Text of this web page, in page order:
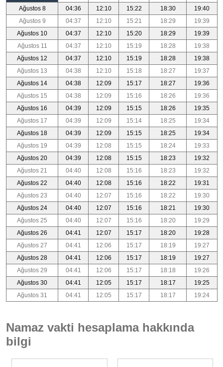
Ağustos 8
04:36 12:10 15:22 18:30
19:40
Ağustos 9
04:37 12:10 15:21 18:29
19:39
Ağustos 10
04:37 12:10 15:20 18:29
19:39
Ağustos 11
04:37 12:10 15:19 18:28
19:38
Ağustos 12
04:37 12:10 15:19 18:28
19:38
Ağustos 13
04:38 12:10 15:18 18:27
19:37
Ağustos 14
04:38 12:09 15:17 18:27
19:36
Ağustos 15
04:38 12:09 15:16 18:26
19:36
Ağustos 16
04:39 12:09 15:15 18:26
19:35
Ağustos 17
04:39 12:09 15:14 18:25
19:34
Ağustos 18
04:39 12:09 15:15 18:25
19:34
Ağustos 19
04:39 12:08 15:15 18:24
19:33
Ağustos 20
04:39 12:08 15:15 18:23
19:32
Ağustos 21
04:40 12:08 15:16 18:23
19:32
Ağustos 22
04:40 12:08 15:16 18:22
19:31
Ağustos 23
04:40 12:07 15:16 18:22
19:30
Ağustos 24
04:40 12:07 15:16 18:21
19:30
Ağustos 25
04:40 12:07 15:16 18:20
19:29
Ağustos 26
04:41 12:07 15:17 18:20
19:28
Ağustos 27
04:41 12:06 15:17 18:19
19:27
Ağustos 28
04:41 12:06 15:17 18:19
19:27
Ağustos 29
04:41 12:06 15:17 18:18
19:26
Ağustos 30
04:41 12:05 15:17 18:17
19:25
Ağustos 31
04:41 12:05 15:17 18:17 19:24
Namaz vakti hesaplama hakkında
bilgi